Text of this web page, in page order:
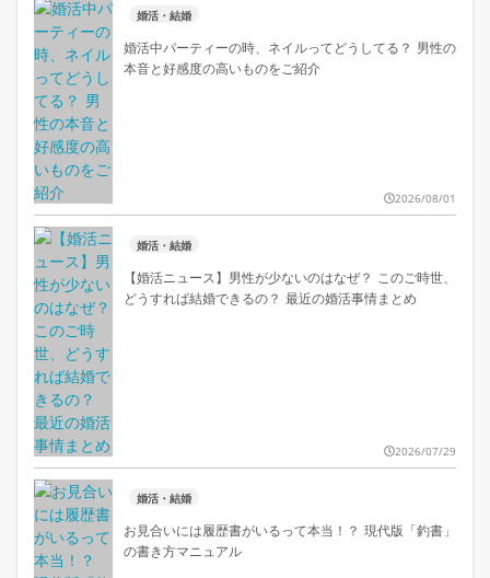
婚活・結婚
婚活中パーティーの時、ネイルってどうしてる？ 男性の
本音と好感度の高いものをご紹介
2026/08/01
婚活・結婚
【婚活ニュース】男性が少ないのはなぜ？ このご時世、
どうすれば結婚できるの？ 最近の婚活事情まとめ
2026/07/29
婚活・結婚
お見合いには履歴書がいるって本当！？ 現代版「釣書」
の書き方マニュアル